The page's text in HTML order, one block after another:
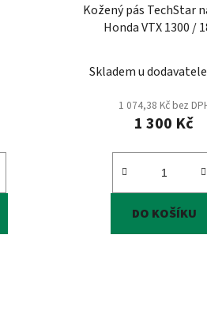
Kožený pás TechStar
Honda VTX 1300 /
Skladem u dodavatele
1 074,38 Kč bez
1 300 Kč
DO KOŠÍKU